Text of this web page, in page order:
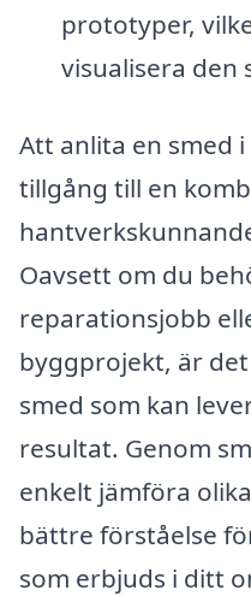
prototyper,
visualisera den
Att anlita en smed
tillgång till en
Oavsett om du
reparationsjobb
byggprojekt, är
smed som kan
resultat. Genom
enkelt jämföra
bättre förståelse
som erbjuds i ditt